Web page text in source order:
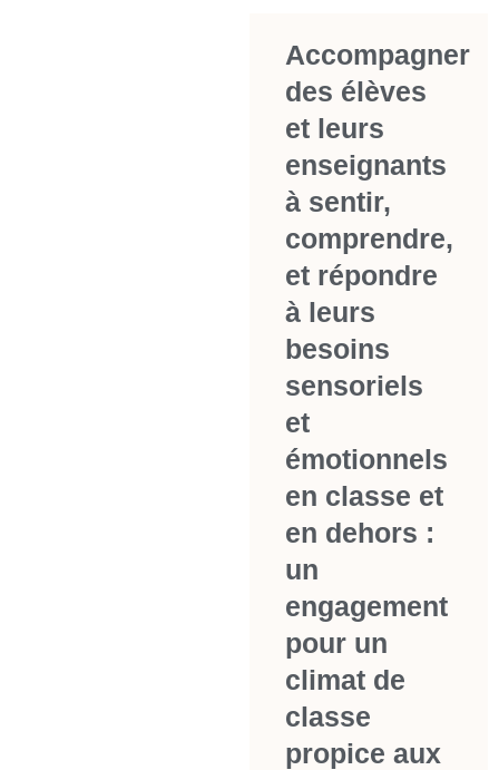
Accompagner
des élèves
et leurs
enseignants
à sentir,
comprendre,
et répondre
à leurs
besoins
sensoriels
et
émotionnels
en classe et
en dehors :
un
engagement
pour un
climat de
classe
propice aux